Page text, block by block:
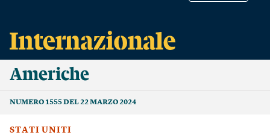
Americhe
NUMERO 1555 DEL 22 MARZO 2024
STATI UNITI